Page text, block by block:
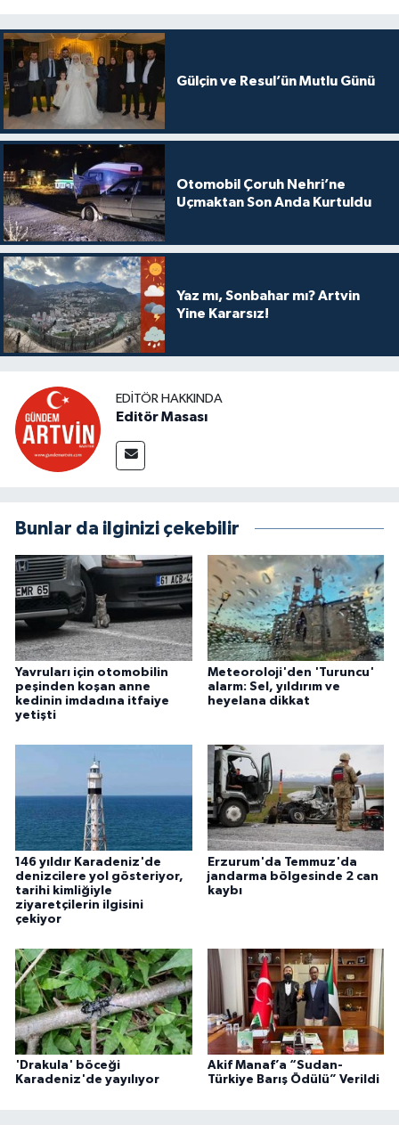
Gülçin ve Resul’ün Mutlu Günü
Otomobil Çoruh Nehri’ne
Uçmaktan Son Anda Kurtuldu
Yaz mı, Sonbahar mı? Artvin
Yine Kararsız!
EDITÖR HAKKINDA
Editör Masası
Bunlar da ilginizi çekebilir
Yavruları için otomobilin
peşinden koşan anne
kedinin imdadına itfaiye
yetişti
Meteoroloji'den 'Turuncu'
alarm: Sel, yıldırım ve
heyelana dikkat
146 yıldır Karadeniz'de
denizcilere yol gösteriyor,
tarihi kimliğiyle
ziyaretçilerin ilgisini
çekiyor
Erzurum'da Temmuz'da
jandarma bölgesinde 2 can
kaybı
'Drakula' böceği
Karadeniz'de yayılıyor
Akif Manaf’a “Sudan-
Türkiye Barış Ödülü” Verildi